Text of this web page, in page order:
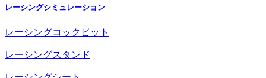
レーシングシミュレーション
レーシングコックピット
レーシングスタンド